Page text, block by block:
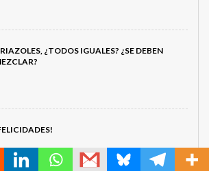
¿TODOS IGUALES? ¿SE DEBEN